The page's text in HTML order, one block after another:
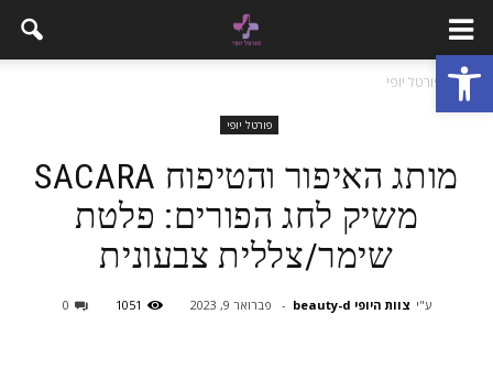
פתח סרגל נגישות
בית פורטל יופי
פורטל יופי
מותג האיפור והטיפוח SACARA
משיק לחג הפורים: פלטת
שימר/צללית צבעונית
ע"י צוות היופי beauty-d - פברואר 9, 2023 1051
0